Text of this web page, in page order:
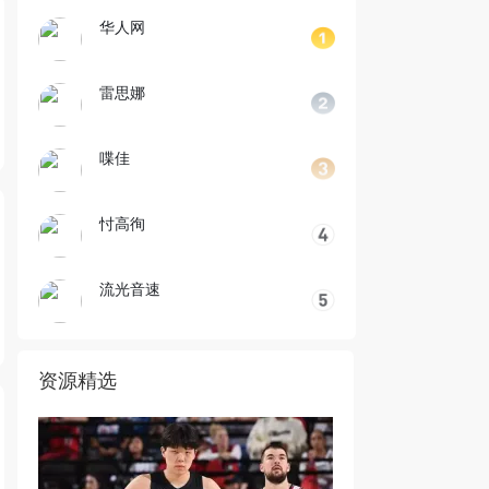
华人网
雷思娜
喋佳
忖高徇
流光音速
资源精选